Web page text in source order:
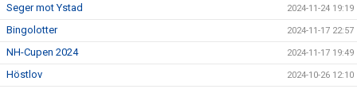
Seger mot Ystad 2024-11-24 19:19
Bingolotter 2024-11-17 22:57
NH-Cupen 2024 2024-11-17 19:49
Höstlov 2024-10-26 12:10